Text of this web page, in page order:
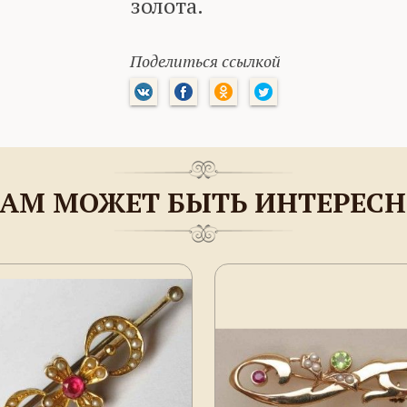
Поделиться ссылкой
МОЖЕТ БЫТЬ